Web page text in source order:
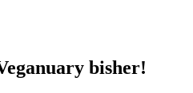
bisher!